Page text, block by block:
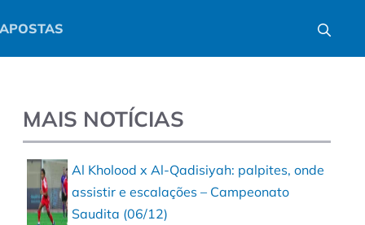
MAIS NOTÍCIAS
Al Kholood x Al-Qadisiyah: palpites, onde
assistir e escalações – Campeonato
Saudita (06/12)